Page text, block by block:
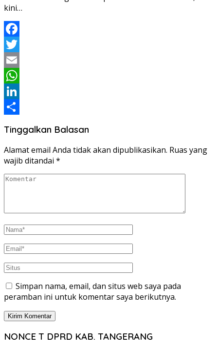
kini…
Facebook
Twitter
Email
WhatsApp
LinkedIn
Tinggalkan Balasan
Alamat email Anda tidak akan dipublikasikan. Ruas yang
wajib ditandai *
Simpan nama, email, dan situs web saya pada
peramban ini untuk komentar saya berikutnya.
NONCE T DPRD KAB. TANGERANG